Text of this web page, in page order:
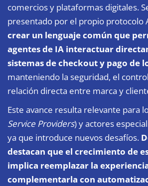
comercios y plataformas digitales.
presentado por el propio protocolo
crear un lenguaje común que
agentes de IA interactuar
sistemas de checkout y pago de
manteniendo la seguridad, el
relación directa entre marca y
Este avance resulta relevante para
Service Providers) y actores
ya que introduce nuevos desafíos.
destacan que el crecimiento de
implica reemplazar la
complementarla con